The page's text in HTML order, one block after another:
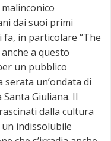
dai suoi primi
in particolare “The
a questo
un pubblico
un’ondata di
Giuliana. Il
dalla cultura
indissolubile